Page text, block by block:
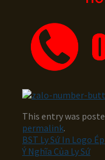
This entry was
permalink.
BST Ly Sứ In Logo
Ý Nghĩa Của Ly Sứ